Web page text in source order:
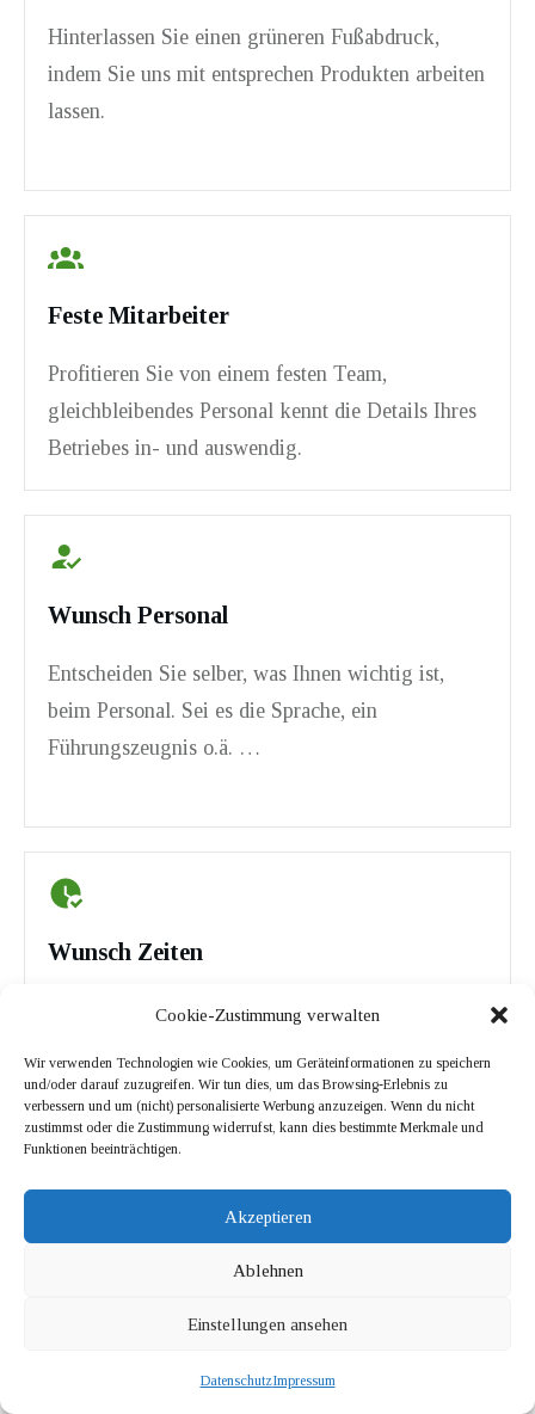
Cookie-Zustimmung verwalten
Wir verwenden Technologien wie Cookies, um Geräteinformationen zu speichern
und/oder darauf zuzugreifen. Wir tun dies, um das Browsing-Erlebnis zu
verbessern und um (nicht) personalisierte Werbung anzuzeigen. Wenn du nicht
zustimmst oder die Zustimmung widerrufst, kann dies bestimmte Merkmale und
Funktionen beeinträchtigen.
Akzeptieren
Ablehnen
Einstellungen ansehen
DatenschutzImpressum
Hinterlassen Sie einen grüneren Fußabdruck,
indem Sie uns mit entsprechen Produkten arbeiten
lassen.
Feste Mitarbeiter
Profitieren Sie von einem festen Team,
gleichbleibendes Personal kennt die Details Ihres
Betriebes in- und auswendig.
Wunsch Personal
Entscheiden Sie selber, was Ihnen wichtig ist,
beim Personal. Sei es die Sprache, ein
Führungszeugnis o.ä. …
Wunsch Zeiten
Sie haben die freie Wahl. Soll Ihr Betrieb
gereinigt werden? Maximale Flexibilität.
Wunsch Leistungen